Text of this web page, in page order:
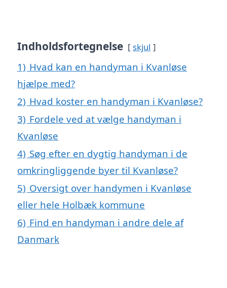
Indholdsfortegnelse skjul
1) Hvad kan en handyman i Kvanløse
hjælpe med?
2) Hvad koster en handyman i Kvanløse?
3) Fordele ved at vælge handyman i
Kvanløse
4) Søg efter en dygtig handyman i de
omkringliggende byer til Kvanløse?
5) Oversigt over handymen i Kvanløse
eller hele Holbæk kommune
6) Find en handyman i andre dele af
Danmark